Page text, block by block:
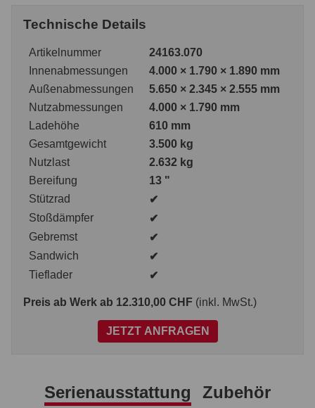
Technische Details
Artikelnummer
24163.070
Innenabmessungen
4.000 × 1.790 × 1.890 mm
Außenabmessungen
5.650 × 2.345 × 2.555 mm
Nutzabmessungen
4.000 × 1.790 mm
Ladehöhe
610 mm
Gesamtgewicht
3.500 kg
Nutzlast
2.632 kg
Bereifung
13 "
Stützrad
✔
Stoßdämpfer
✔
Gebremst
✔
Sandwich
✔
Tieflader
✔
Preis ab Werk ab 12.310,00 CHF (inkl. MwSt.)
JETZT ANFRAGEN
Serienausstattung Zubehör